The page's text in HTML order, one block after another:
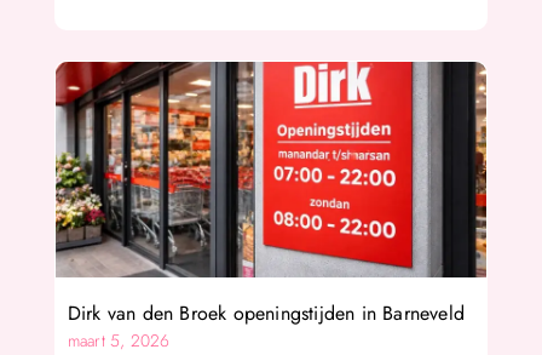
Dirk van den Broek openingstijden in Barneveld
maart 5, 2026